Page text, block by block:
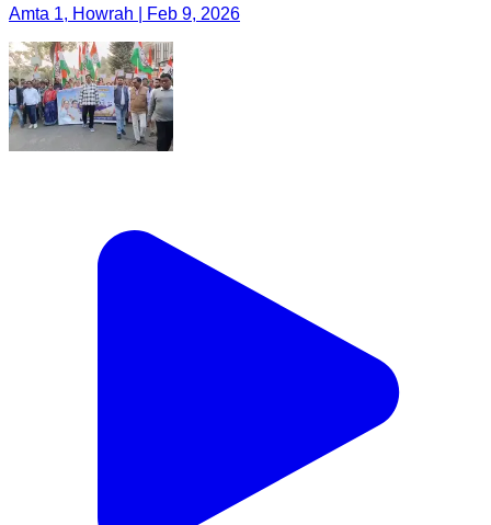
Amta 1, Howrah | Feb 9, 2026